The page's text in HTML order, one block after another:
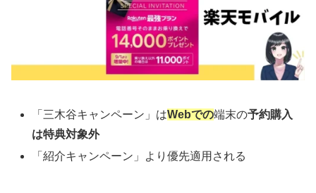
「三木谷キャンペーン」はWebでの端末の予約購入
は特典対象外
「紹介キャンペーン」より優先適用される